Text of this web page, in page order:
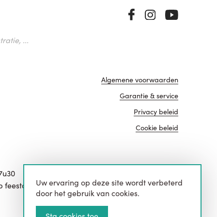
...
feestdagen.
Algemene voorwaarden
Garantie & service
Privacy beleid
Cookie beleid
website door
Uw ervaring op deze site wordt verbeterd
door het gebruik van cookies.